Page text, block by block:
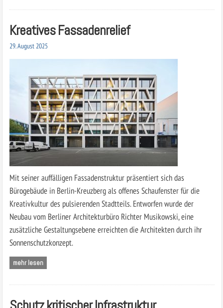
Kreatives Fassadenrelief
29. August 2025
Mit seiner auffälligen Fassadenstruktur präsentiert sich das
Bürogebäude in Berlin-Kreuzberg als offenes Schaufenster für die
Kreativkultur des pulsierenden Stadtteils. Entworfen wurde der
Neubau vom Berliner Architekturbüro Richter Musikowski, eine
zusätzliche Gestaltungsebene erreichten die Architekten durch ihr
Sonnenschutzkonzept.
mehr lesen